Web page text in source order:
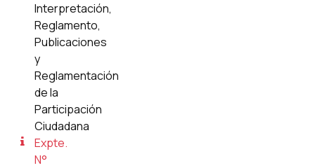
Interpretación,
Reglamento,
Publicaciones
y
Reglamentación
de la
Participación
Ciudadana
Expte.
N°